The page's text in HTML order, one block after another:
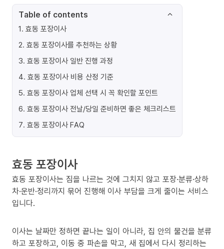
Table of contents
1. 효동 포장이사
2. 효동 포장이사를 추천하는 상황
3. 효동 포장이사 일반 진행 과정
4. 효동 포장이사 비용 산정 기준
5. 효동 포장이사 업체 선택 시 꼭 확인할 포인트
6. 효동 포장이사 전날/당일 준비하면 좋은 체크리스트
7. 효동 포장이사 FAQ
효동 포장이사
효동 포장이사는 짐을 나르는 것에 그치지 않고 포장·분류·상하
차·운반·정리까지 묶어 진행해 이사 부담을 크게 줄이는 서비스
입니다.
이사는 날짜만 정하면 끝나는 일이 아니라, 집 안의 물건을 분류
하고 포장하고, 이동 중 파손을 막고, 새 집에서 다시 정리하는